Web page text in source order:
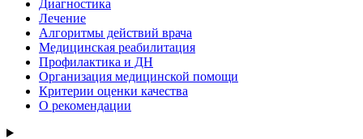
Диагностика
Лечение
Алгоритмы действий врача
Медицинская реабилитация
Профилактика и ДН
Организация медицинской помощи
Критерии оценки качества
О рекомендации